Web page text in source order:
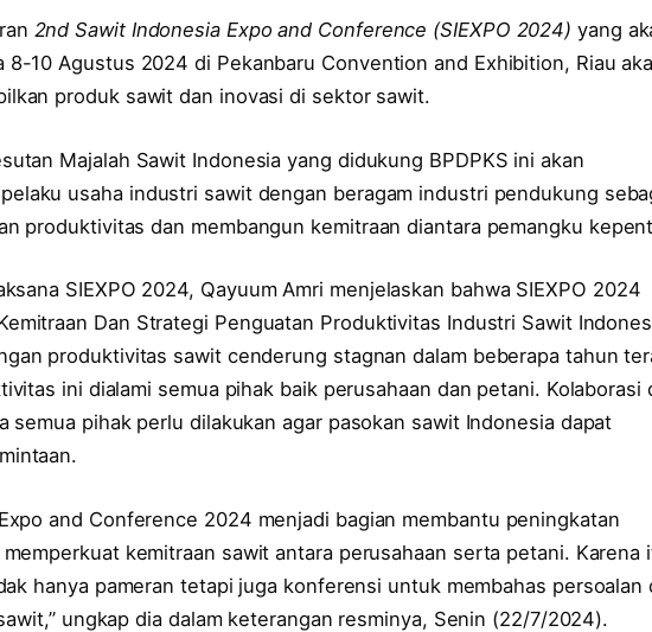
2nd Sawit Indonesia Expo and Conference (SIEXPO 2024) yang
8-10 Agustus 2024 di Pekanbaru Convention and Exhibition, Riau
produk sawit dan inovasi di sektor sawit.
Majalah Sawit Indonesia yang didukung BPDPKS ini akan
usaha industri sawit dengan beragam industri pendukung
produktivitas dan membangun kemitraan diantara pemangku
SIEXPO 2024, Qayuum Amri menjelaskan bahwa SIEXPO 2024
Dan Strategi Penguatan Produktivitas Industri Sawit
produktivitas sawit cenderung stagnan dalam beberapa tahun
ini dialami semua pihak baik perusahaan dan petani. Kolaborasi
semua pihak perlu dilakukan agar pasokan sawit Indonesia dapat
and Conference 2024 menjadi bagian membantu peningkatan
kemitraan sawit antara perusahaan serta petani. Karena
hanya pameran tetapi juga konferensi untuk membahas persoalan
ungkap dia dalam keterangan resminya, Senin (22/7/2024).